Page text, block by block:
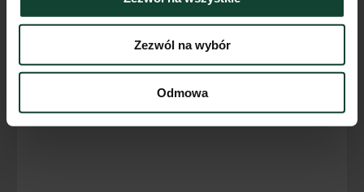
Zezwól na wybór
Odmowa